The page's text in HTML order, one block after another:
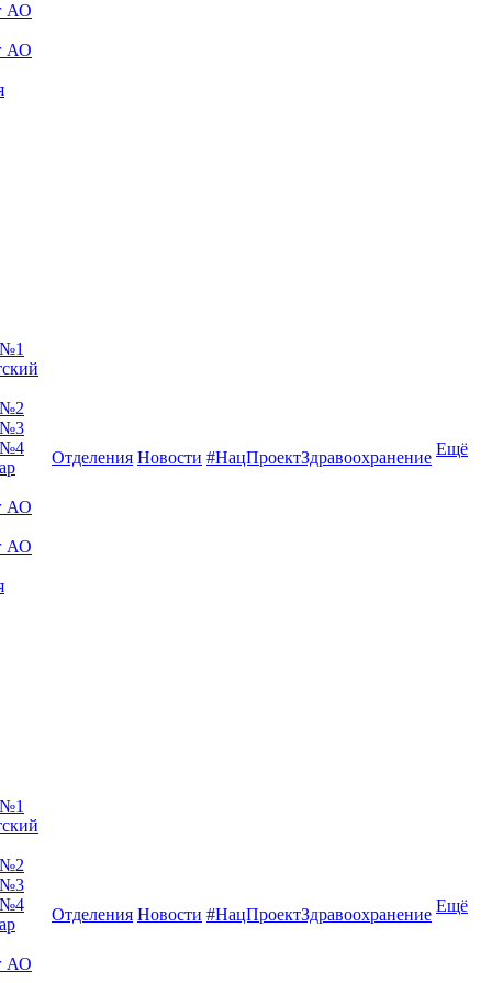
АО
АО
№2
№3
№4
АО
АО
Отделения Новости #НацПроектЗдравоохранение Ещё
№2
№3
№4
АО
Отделения Новости #НацПроектЗдравоохранение Ещё